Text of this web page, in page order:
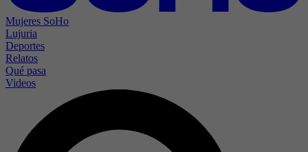
Mujeres SoHo
Lujuria
Deportes
Relatos
Qué pasa
Videos